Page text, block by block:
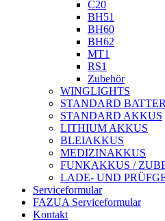
C20
BH51
BH60
BH62
MT1
RS1
Zubehör
WINGLIGHTS
STANDARD
STANDARD AKKUS
LITHIUM AKKUS
BLEIAKKUS
MEDIZINAKKUS
FUNKAKKUS /
LADE- UND
Serviceformular
FAZUA Serviceformular
Kontakt